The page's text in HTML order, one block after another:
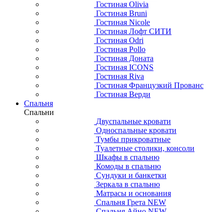
Гостиная Olivia
Гостиная Bruni
Гостиная Nicole
Гостиная Лофт СИТИ
Гостиная Odri
Гостиная Pollo
Гостиная Доната
Гостиная ICONS
Гостиная Riva
Гостиная Французкий Прованс
Гостиная Верди
Спальня
Спальни
Двуспальные кровати
Односпальные кровати
Тумбы прикроватные
Туалетные столики, консоли
Шкафы в спальню
Комоды в спальню
Сундуки и банкетки
Зеркала в спальню
Матрасы и основания
Спальня Грета NEW